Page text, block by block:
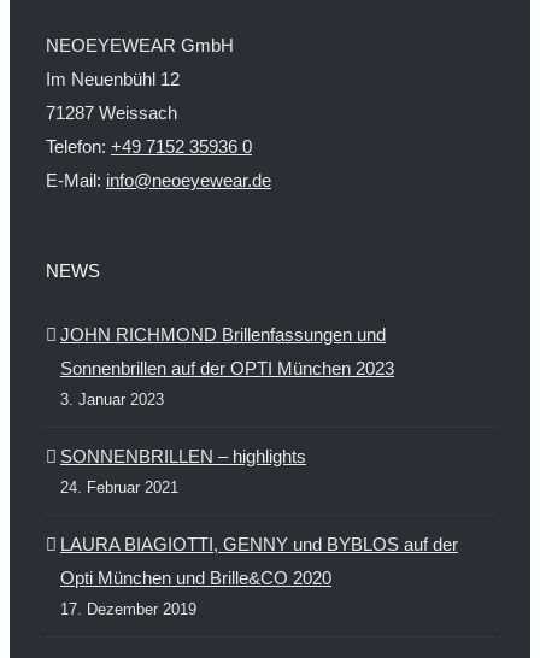
NEOEYEWEAR GmbH
Im Neuenbühl 12
71287 Weissach
Telefon: +49 7152 35936 0
E-Mail: info@neoeyewear.de
NEWS
JOHN RICHMOND Brillenfassungen und
Sonnenbrillen auf der OPTI München 2023
3. Januar 2023
SONNENBRILLEN – highlights
24. Februar 2021
LAURA BIAGIOTTI, GENNY und BYBLOS auf der
Opti München und Brille&CO 2020
17. Dezember 2019